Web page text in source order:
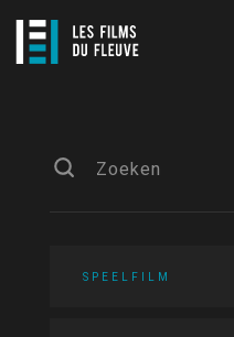
SPEELFILM